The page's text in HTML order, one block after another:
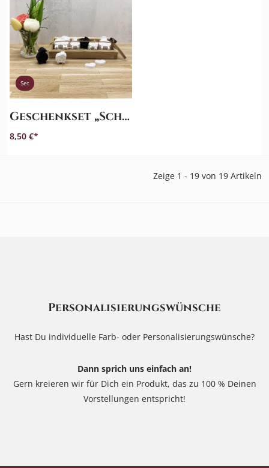
Set
Geschenkset „Schafe“
8,50 €
Zeige 1 - 19 von 19 Artikeln
Personalisierungswünsche
Hast Du individuelle Farb- oder Personalisierungswünsche?
Dann sprich uns einfach an!
Gern kreieren wir für Dich ein Produkt, das zu 100 % Deinen
Vorstellungen entspricht!